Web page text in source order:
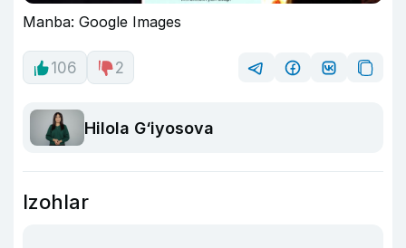
Manba: Google Images
106 2
Hilola G‘iyosova
Izohlar